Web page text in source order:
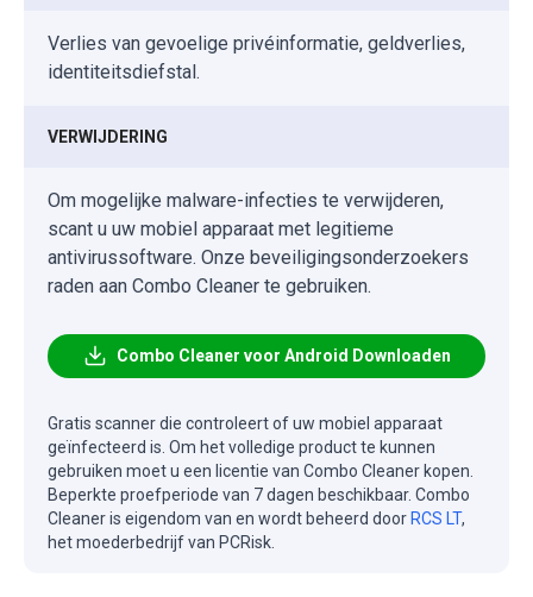
Verlies van gevoelige privéinformatie, geldverlies,
identiteitsdiefstal.
VERWIJDERING
Om mogelijke malware-infecties te verwijderen,
scant u uw mobiel apparaat met legitieme
antivirussoftware. Onze beveiligingsonderzoekers
raden aan Combo Cleaner te gebruiken.
Combo Cleaner voor Android Downloaden
Gratis scanner die controleert of uw mobiel apparaat
geïnfecteerd is. Om het volledige product te kunnen
gebruiken moet u een licentie van Combo Cleaner kopen.
Beperkte proefperiode van 7 dagen beschikbaar. Combo
Cleaner is eigendom van en wordt beheerd door RCS LT,
het moederbedrijf van PCRisk.